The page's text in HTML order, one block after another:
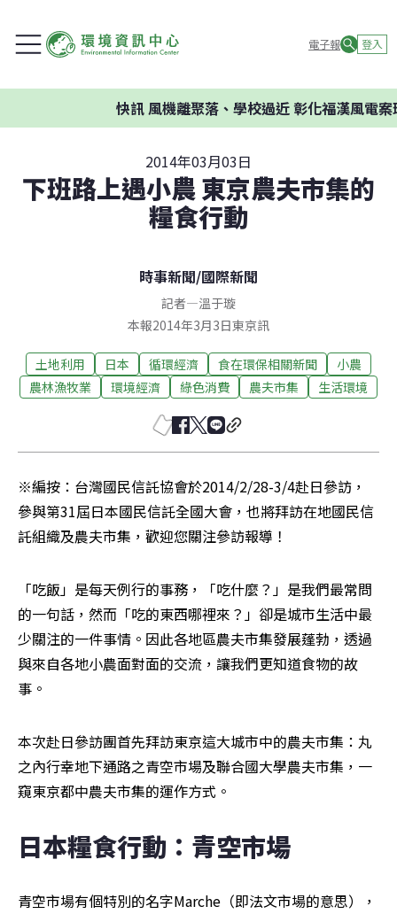
電子報 登入
快訊風機離聚落、學校過近 彰化福漢風電案環
2014年03月03日
下班路上遇小農 東京農夫市集的
糧食行動
時事新聞/國際新聞
記者—溫于璇
本報2014年3月3日東京訊
土地利用 日本 循環經濟 食在環保相關新聞
小農
農林漁牧業
環境經濟 綠色消費 農夫市集 生活環境
※編按：台灣國民信託協會於2014/2/28-3/4赴日參訪，
參與第31屆日本國民信託全國大會，也將拜訪在地國民信
託組織及農夫市集，歡迎您關注參訪報導！
「吃飯」是每天例行的事務，「吃什麼？」是我們最常問
的一句話，然而「吃的東西哪裡來？」卻是城市生活中最
少關注的一件事情。因此各地區農夫市集發展蓬勃，透過
與來自各地小農面對面的交流，讓我們更知道食物的故
事。
本次赴日參訪團首先拜訪東京這大城市中的農夫市集：丸
之內行幸地下通路之青空市場及聯合國大學農夫市集，一
窺東京都中農夫市集的運作方式。
日本糧食行動：青空市場
青空市場有個特別的名字Marche（即法文市場的意思），